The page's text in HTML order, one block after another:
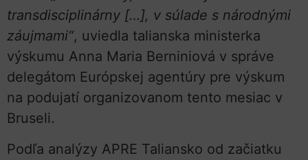
transdisciplinárny […], v súlade s národnými
záujmami“, uviedla talianska ministerka
výskumu Anna Maria Berniniová v správe
delegátom Európskej agentúry pre výskum
na podujatí organizovanom tento mesiac v
Bruseli.
Podľa analýzy APRE Taliansko od začiatku